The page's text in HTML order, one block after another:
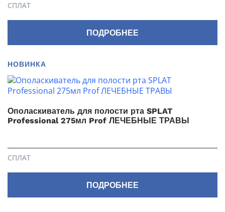
СПЛАТ
ПОДРОБНЕЕ
НОВИНКА
Ополаскиватель для полости рта SPLAT
Professional 275мл Prof ЛЕЧЕБНЫЕ ТРАВЫ
СПЛАТ
ПОДРОБНЕЕ